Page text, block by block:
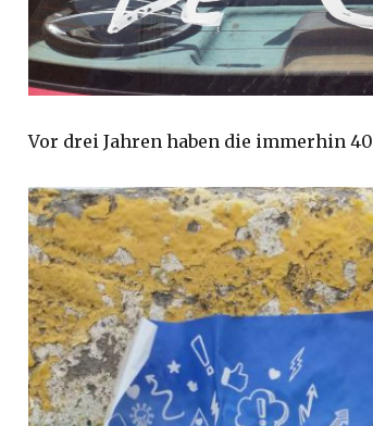
Vor drei Jahren haben die immerhin